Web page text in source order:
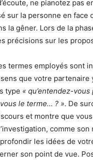
ne pianotez pas
sur la personne en face
la gêner. Lors de la
précisions sur les
termes employés sont
que votre partenaire
type « qu’entendez-vous
le terme… ? ». De
et montre que
comme son
les idées de
son point de vue.